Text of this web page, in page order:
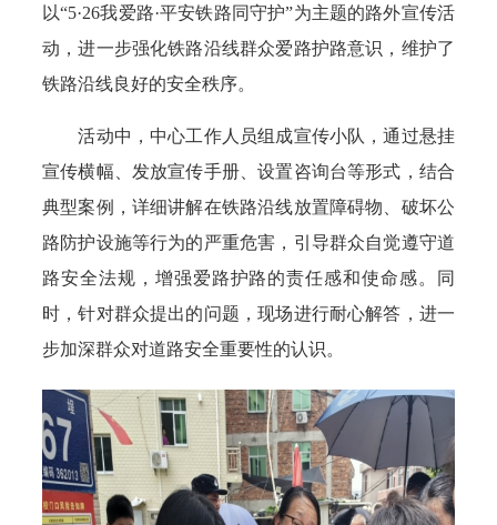
以“5·26我爱路·平安铁路同守护”为主题的路外宣传活
动，进一步强化铁路沿线群众爱路护路意识，维护了
铁路沿线良好的安全秩序。
活动中，中心工作人员组成宣传小队，通过悬挂
宣传横幅、发放宣传手册、设置咨询台等形式，结合
典型案例，详细讲解在铁路沿线放置障碍物、破坏公
路防护设施等行为的严重危害，引导群众自觉遵守道
路安全法规，增强爱路护路的责任感和使命感。同
时，针对群众提出的问题，现场进行耐心解答，进一
步加深群众对道路安全重要性的认识。